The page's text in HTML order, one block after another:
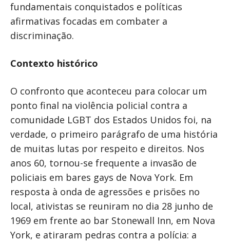
fundamentais conquistados e políticas
afirmativas focadas em combater a
discriminação.
Contexto histórico
O confronto que aconteceu para colocar um
ponto final na violência policial contra a
comunidade LGBT dos Estados Unidos foi, na
verdade, o primeiro parágrafo de uma história
de muitas lutas por respeito e direitos. Nos
anos 60, tornou-se frequente a invasão de
policiais em bares gays de Nova York. Em
resposta à onda de agressões e prisões no
local, ativistas se reuniram no dia 28 junho de
1969 em frente ao bar Stonewall Inn, em Nova
York, e atiraram pedras contra a polícia: a